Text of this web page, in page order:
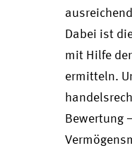
Dabei ist
mit Hilfe
ermitteln.
Bewertung